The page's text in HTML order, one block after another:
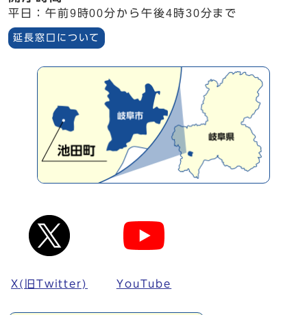
平日：午前9時00分から午後4時30分まで
延長窓口について
X(旧Twitter) YouTube